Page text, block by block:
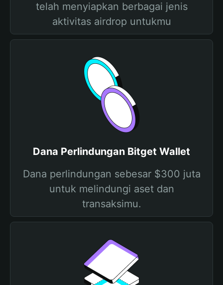
telah menyiapkan berbagai jenis
aktivitas airdrop untukmu
Dana Perlindungan Bitget Wallet
Dana perlindungan sebesar $300 juta
untuk melindungi aset dan
transaksimu.